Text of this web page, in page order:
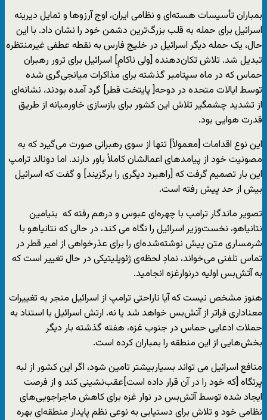
بمباران تأسیسات هسته‌ای و نظامی ایران، اوج آرزوها و تمایل دیرینه
اسرائیل برای حمله به قلب بزرگ‌ترین دشمن خود را نشان داد. با این
حال، یک حمله دیگر اسرائیل در خلیج فارس به نقطه عطفی غیرمنتظره
تبدیل شد. تلاش تکان‌دهنده [ولی ناکامِ] اسرائیل برای ترور رهبران
حماس که در ماه سپتامبر گذشته برای مذاکرات میانجی‌گری ‌شده
توسط ایالات متحده در دوحه[ پایتخت قطر] گرد آمده بودند، نشانه‌ای
از تشدید چشمگیر تلاش این کشور برای بازسازی خاورمیانه از طریق
قدرت هوایی بود.
این نوع اقدامات [معمولاً] تنها از سوی رهبرانی صورت می‌گیرد که به
مصونیت خود از پیامد‌های اعمالشان کاملاً باور دارند. اما دونالد ترامپ
این بار تصمیم گرفت که [راهبرد دیگری را برگزیند] و گفت که اسرائیل
بیش از حد پیش رفته است.
تصویر ماندگار ترامپ با چهره‌ای عبوس و درهم رفته که بنیامین
نتانیاهو، نخست‌وزیر اسرائیل را نگاه می کند، در حالی که نتانیاهو با
شرمساری متن پیش نوشته‌شده‌ای را برای عذرخواهی از امیر قطر در
تماس تلفنی می‌خواند، نمادِ لحظه‌ی ژئوپلیتیکی در حال تغییر است که
به آتش‌بس اولیه درنوارغزه انجامید.
هنوز مشخص نیست که آیا ناراحتی ترامپ از اسرائیل منجر به تغییرات
معناداری فراتر از آتش‌بس خواهد شد یا نه. ارتش اسرائیل با استناد به
حملات ادعایی حماس در جنوب غزه، هفته گذشته بار دیگر
بخش‌هایی از این منطقه را بمباران کرده است.
منافع اسرائیل می تواند بسیاربیشتر تامین شود، اگر این کشور از لبه
پرتگاه [که خود را در آن قرار داده است]عقب‌نشینی کند و از فرصت
ایجاد شده توسط آتش‌بس در نوار غزه برای کاهش ماجراجویی‌های
نظامی خود و تلاش برای دستیابی به نوعی نظم پایدار منطقه‌ای بهره